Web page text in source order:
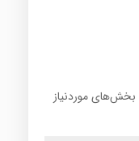
بخش‌های موردنیاز